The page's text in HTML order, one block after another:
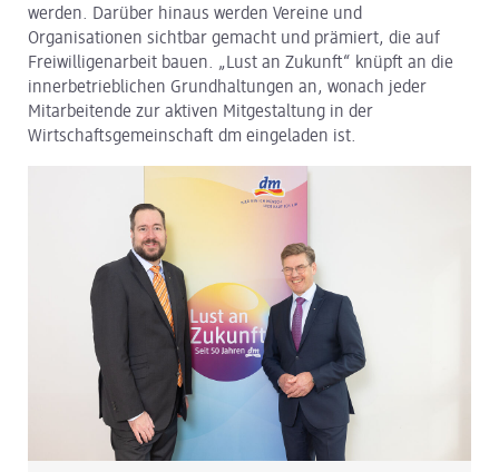
dm Online Shop
PAYBACK
Über dm
ACTIVE BEAUTY
werden. Darüber hinaus werden Vereine und
Organisationen sichtbar gemacht und prämiert, die auf
Freiwilligenarbeit bauen. „Lust an Zukunft“ knüpft an die
innerbetrieblichen Grundhaltungen an, wonach jeder
Mitarbeitende zur aktiven Mitgestaltung in der
Wirtschaftsgemeinschaft dm eingeladen ist.